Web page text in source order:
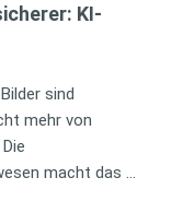
KI-
sind
mehr von
macht das …